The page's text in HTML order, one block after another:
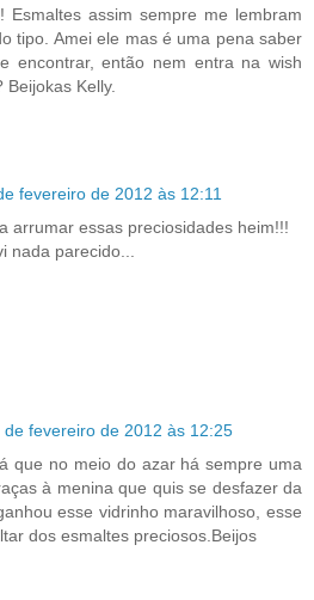
Esmaltes assim sempre me lembram
tipo. Amei ele mas é uma pena saber
encontrar, então nem entra na wish
Kelly.
fevereiro de 2012 às 12:11
arrumar essas preciosidades heim!!!
nada parecido...
de fevereiro de 2012 às 12:25
que no meio do azar há sempre uma
à menina que quis se desfazer da
esse vidrinho maravilhoso, esse
dos esmaltes preciosos.Beijos